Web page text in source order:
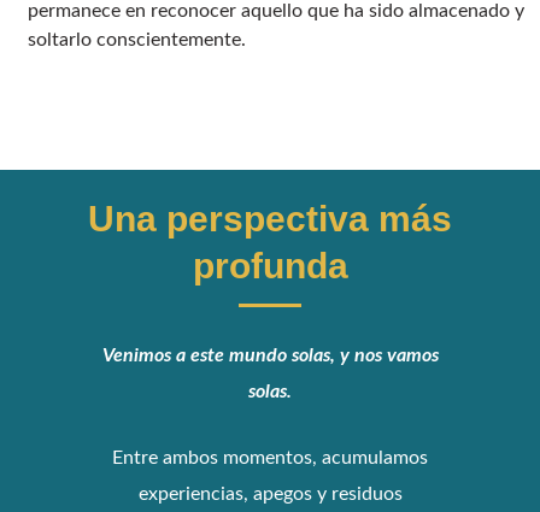
permanece en reconocer aquello que ha sido almacenado y
soltarlo conscientemente.
Una perspectiva más
profunda
Venimos a este mundo solas, y nos vamos
solas.
Entre ambos momentos, acumulamos
experiencias, apegos y residuos